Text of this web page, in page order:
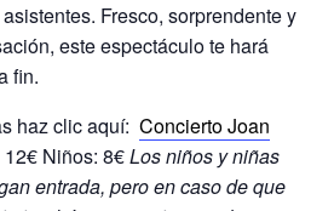
Fresco, sorprendente y
este espectáculo te hará
fin.
haz clic aquí: Concierto Joan
Niños: 8€Los niños y niñas
entrada, pero en caso de que